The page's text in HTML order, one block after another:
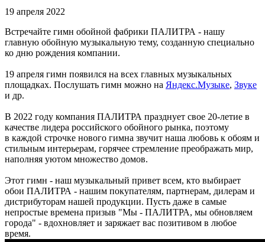
19 апреля 2022
Встречайте гимн обойной фабрики ПАЛИТРА - нашу
главную обойную музыкальную тему, созданную специально
ко дню рождения компании.
19 апреля гимн появился на всех главных музыкальных
площадках. Послушать гимн можно на Яндекс.Музыке, Звуке
и др.
В 2022 году компания ПАЛИТРА празднует свое 20-летие в
качестве лидера российского обойного рынка, поэтому
в каждой строчке нового гимна звучит наша любовь к обоям и
стильным интерьерам, горячее стремление преображать мир,
наполняя уютом множество домов.
Этот гимн - наш музыкальный привет всем, кто выбирает
обои ПАЛИТРА - нашим покупателям, партнерам, дилерам и
дистрибуторам нашей продукции. Пусть даже в самые
непростые времена призыв "Мы - ПАЛИТРА, мы обновляем
города" - вдохновляет и заряжает вас позитивом в любое
время.